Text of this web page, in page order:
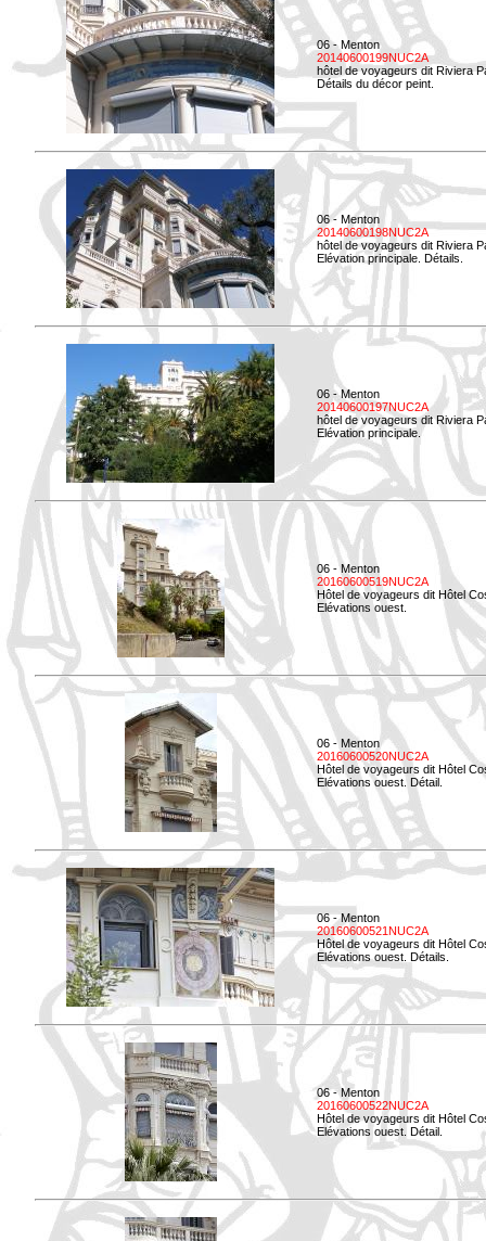
06 - Menton
20140600199NUC2A
hôtel de voyageurs dit Riviera
Détails du décor peint.
06 - Menton
20140600198NUC2A
hôtel de voyageurs dit Riviera
Elévation principale. Détails.
06 - Menton
20140600197NUC2A
hôtel de voyageurs dit Riviera
Elévation principale.
06 - Menton
20160600519NUC2A
Hôtel de voyageurs dit Hôtel
Elévations ouest.
06 - Menton
20160600520NUC2A
Hôtel de voyageurs dit Hôtel
Elévations ouest. Détail.
06 - Menton
20160600521NUC2A
Hôtel de voyageurs dit Hôtel
Elévations ouest. Détails.
06 - Menton
20160600522NUC2A
Hôtel de voyageurs dit Hôtel
Elévations ouest. Détail.